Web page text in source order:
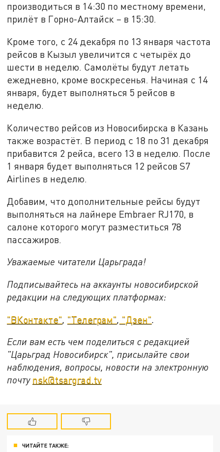
производиться в 14:30 по местному времени,
прилёт в Горно-Алтайск – в 15:30.
Кроме того, с 24 декабря по 13 января частота
рейсов в Кызыл увеличится с четырёх до
шести в неделю. Самолёты будут летать
ежедневно, кроме воскресенья. Начиная с 14
января, будет выполняться 5 рейсов в
неделю.
Количество рейсов из Новосибирска в Казань
также возрастёт. В период с 18 по 31 декабря
прибавится 2 рейса, всего 13 в неделю. После
1 января будет выполняться 12 рейсов S7
Airlines в неделю.
Добавим, что дополнительные рейсы будут
выполняться на лайнере Embraer RJ170, в
салоне которого могут разместиться 78
пассажиров.
Уважаемые читатели Царьграда!
Подписывайтесь на аккаунты новосибирской
редакции на следующих платформах:
"ВКонтакте" "Телеграм" "Дзен"
Если вам есть чем поделиться с редакцией
"Царьград Новосибирск", присылайте свои
наблюдения, вопросы, новости на электронную
почту nsk@tsargrad.tv
ЧИТАЙТЕ ТАКЖЕ: